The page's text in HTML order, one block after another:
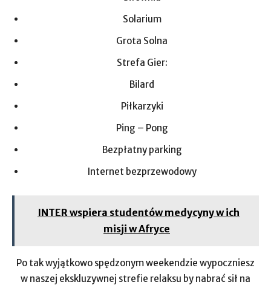
Solarium
Grota Solna
Strefa Gier:
Bilard
Piłkarzyki
Ping – Pong
Bezpłatny parking
Internet bezprzewodowy
INTER wspiera studentów medycyny w ich
misji w Afryce
Po tak wyjątkowo spędzonym weekendzie wypoczniesz
w naszej ekskluzywnej strefie relaksu by nabrać sił na